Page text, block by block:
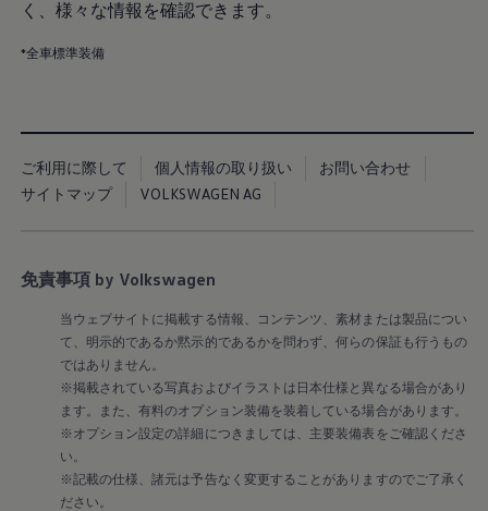
補助金・エコカー優遇制度
アフターサービス
サービスと純正部品
フォルクスワーゲン純正部品のメリット
点検と車検
路上故障に関するサポート
フォルクスワーゲンサービス
アクセサリー
Lifestyle & goods
Car Navigation System
Drive Recorder
お客様情報
リサイクルへの取組み
警告灯とインジケーターランプ
ユーザーガイド
運転上の注意
く、様々な情報を確認できます。
*全車標準装備
ご利用に際して 個人情報の取り扱い
お問い合わせ
サイトマップ
VOLKSWAGEN AG
免責事項 by Volkswagen
当ウェブサイトに掲載する情報、コンテンツ、素材または製品につい
て、明示的であるか黙示的であるかを問わず、何らの保証も行うもの
ではありません。
※掲載されている写真およびイラストは日本仕様と異なる場合があり
ます。また、有料のオプション装備を装着している場合があります。
※オプション設定の詳細につきましては、主要装備表をご確認くださ
い。
※記載の仕様、諸元は予告なく変更することがありますのでご了承く
ださい。